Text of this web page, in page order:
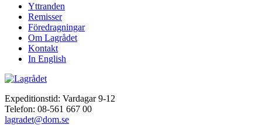
Yttranden
Remisser
Föredragningar
Om Lagrådet
Kontakt
In English
Expeditionstid: Vardagar 9-12
Telefon: 08-561 667 00
lagradet@dom.se